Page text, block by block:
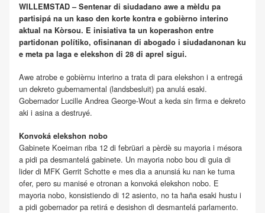
WILLEMSTAD – Sentenar di siudadano awe a mèldu pa
partisipá na un kaso den korte kontra e gobièrno interino
aktual na Kòrsou. E inisiativa ta un koperashon entre
partidonan polítiko, ofisinanan di abogado i siudadanonan ku
e meta pa laga e elekshon di 28 di aprel sigui.
Awe atrobe e gobièrnu interino a trata di para elekshon i a entregá
un dekreto gubernamental (landsbesluit) pa anulá esaki.
Gobernador Lucille Andrea George-Wout a keda sin firma e dekreto
aki i asina a destruyé.
Konvoká elekshon nobo
Gabinete Koeiman riba 12 di febrüari a pèrdè su mayoria i mésora
a pidi pa desmantelá gabinete. Un mayoria nobo bou di guia di
lider di MFK Gerrit Schotte e mes dia a anunsiá ku nan ke tuma
ofer, pero su manisé e otronan a konvoká elekshon nobo. E
mayoria nobo, konsistiendo di 12 asiento, no ta haña esaki hustu i
a pidi gobernador pa retirá e desishon di desmantelá parlamento.